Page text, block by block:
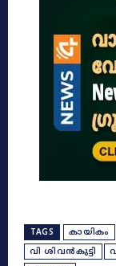
TAGS കായികം
വി ശിവൻകുട്ടി